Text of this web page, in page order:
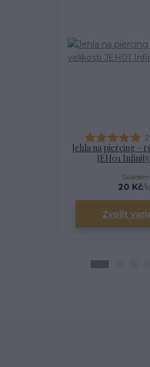
Jehla na piercing –
JEH01
20 Kč/
Skladem
Zvolit